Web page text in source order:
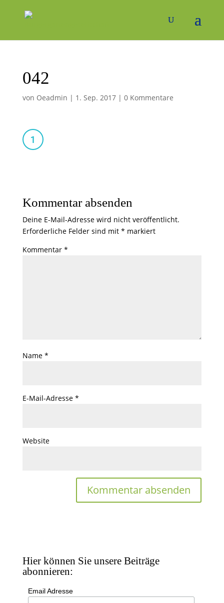
042
von Oeadmin | 1. Sep. 2017| 0 Kommentare
Kommentar absenden
Deine E-Mail-Adresse wird nicht veröffentlicht.
Erforderliche Felder sind mit * markiert
Kommentar *
Name *
E-Mail-Adresse *
Website
Hier können Sie unsere Beiträge
abonnieren:
Email Adresse